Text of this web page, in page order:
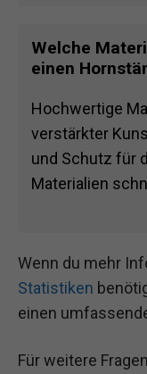
Welche
einen
Hochwertige
verstärkter
und Schutz für
Materialien
Wenn du mehr
Statistiken
einen
Für weitere